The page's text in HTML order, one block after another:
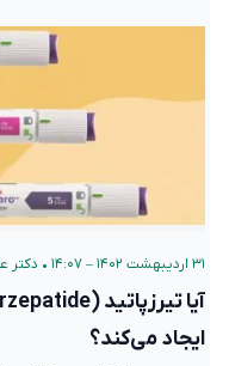
۳۱ اردیبهشت ۱۴۰۲ – ۱۴:۰۷ • دکتر
ایجاد می‌کند؟